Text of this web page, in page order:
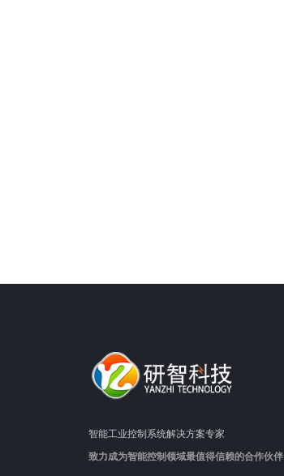
智能工业控制系统解决方案专家
致力成为智能控制领域最值得信赖的合作伙伴